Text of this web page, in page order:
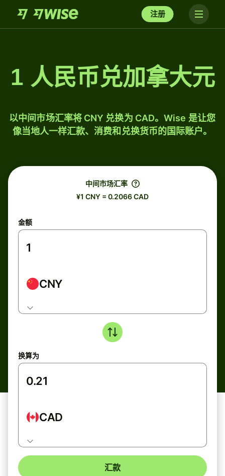
注册
1 人民币兑加拿大元
以中间市场汇率将 CNY 兑换为 CAD。Wise 是让您
像当地人一样汇款、消费和兑换货币的国际账户。
中间市场汇率
¥1 CNY = 0.2066 CAD
金额
CNY
换算为
CAD
汇款